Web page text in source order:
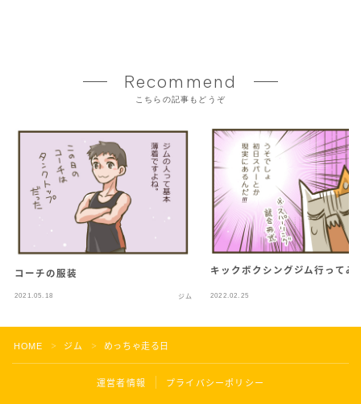
Recommend
こちらの記事もどうぞ
コーチの服装
2021.05.18 ジム
キックボクシングジム行ってみ
2022.02.25
HOME ＞ ジム ＞ めっちゃ走る日
運営者情報 プライバシーポリシー